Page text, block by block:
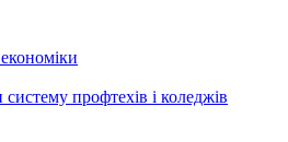
профтехів і коледжів